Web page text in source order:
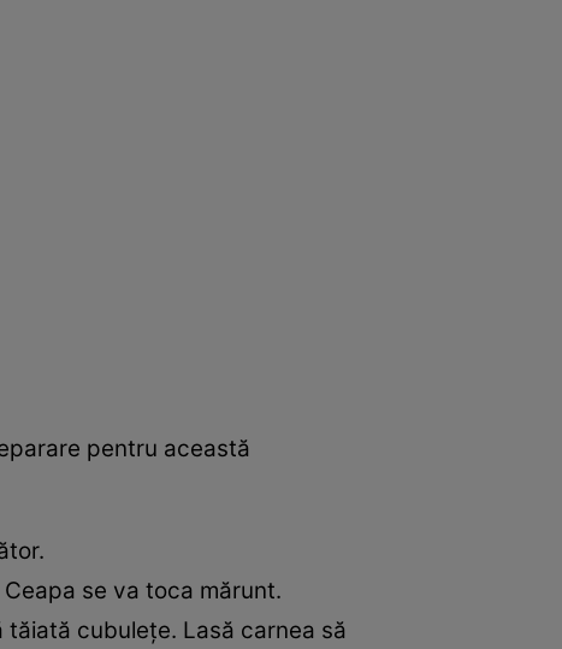
pentru această
se va toca mărunt.
cubulețe. Lasă carnea să